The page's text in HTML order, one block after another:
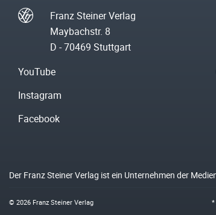
Franz Steiner Verlag
Maybachstr. 8
D - 70469 Stuttgart
YouTube
Instagram
Facebook
Der Franz Steiner Verlag ist ein Unternehmen der
*
© 2026 Franz Steiner Verlag